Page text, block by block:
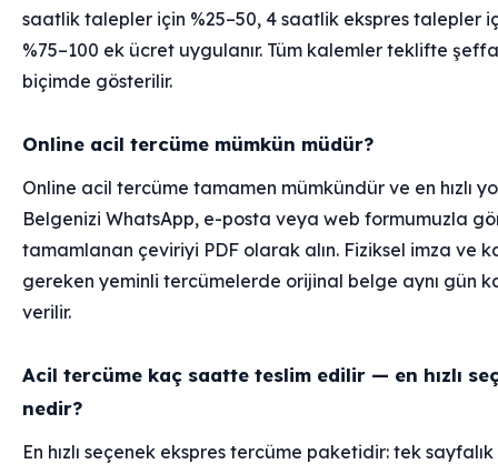
saatlik talepler için %25–50, 4 saatlik ekspres talepler
%75–100 ek ücret uygulanır. Tüm kalemler teklifte
biçimde gösterilir.
Online acil tercüme mümkün müdür?
Online acil tercüme tamamen mümkündür ve en hızlı
Belgenizi WhatsApp, e-posta veya web formumuzla
tamamlanan çeviriyi PDF olarak alın. Fiziksel imza ve
gereken yeminli tercümelerde orijinal belge aynı gün
verilir.
Acil tercüme kaç saatte teslim edilir — en hızlı
nedir?
En hızlı seçenek ekspres tercüme paketidir: tek sayfalık